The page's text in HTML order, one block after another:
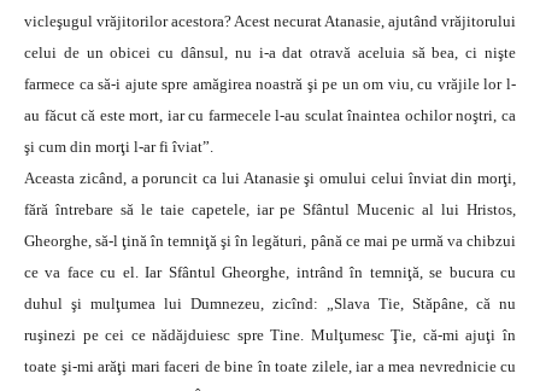
vicleşugul vrăjitorilor acestora? Acest necurat Atanasie, ajutând vrăjitorului
celui de un obicei cu dânsul, nu i-a dat otravă aceluia să bea, ci nişte
farmece ca să-i ajute spre amăgirea noastră şi pe un om viu, cu vrăjile lor l-
au făcut că este mort, iar cu farmecele l-au sculat înaintea ochilor noştri, ca
şi cum din morţi l-ar fi îviat”.
Aceasta zicând, a poruncit ca lui Atanasie şi omului celui înviat din morţi,
fără întrebare să le taie capetele, iar pe Sfântul Mucenic al lui Hristos,
Gheorghe, să-l ţină în temniţă şi în legături, până ce mai pe urmă va chibzui
ce va face cu el. Iar Sfântul Gheorghe, intrând în temniţă, se bucura cu
duhul şi mulţumea lui Dumnezeu, zicînd: „Slava Tie, Stăpâne, că nu
ruşinezi pe cei ce nădăjduiesc spre Tine. Mulţumesc Ţie, că-mi ajuţi în
toate şi-mi arăţi mari faceri de bine în toate zilele, iar a mea nevrednicie cu